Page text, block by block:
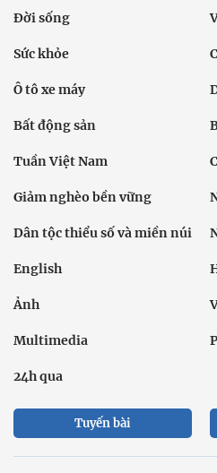
Đời sống
Sức khỏe
Ô tô xe máy
Bất động sản
Tuần Việt Nam
Giảm nghèo bền vững
Dân tộc thiểu số và miền núi
English
Ảnh
Multimedia
24h qua
Tuyến bài